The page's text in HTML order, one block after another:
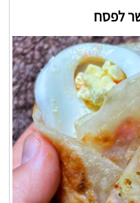
לפסח